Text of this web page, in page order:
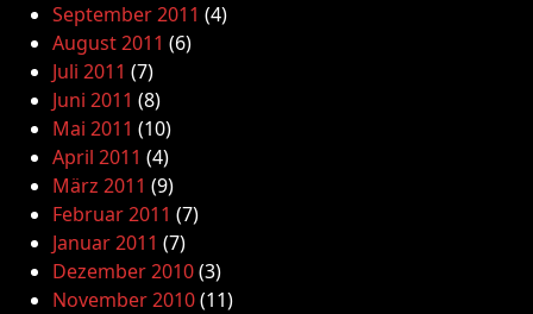
September 2011 (4)
August 2011 (6)
Juli 2011 (7)
Juni 2011 (8)
Mai 2011 (10)
April 2011 (4)
März 2011 (9)
Februar 2011 (7)
Januar 2011 (7)
Dezember 2010(3)
November 2010(11)